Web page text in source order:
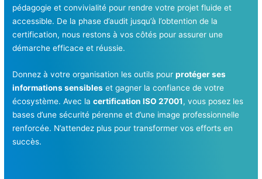
pédagogie et convivialité pour rendre votre projet fluide et
accessible. De la phase d’audit jusqu’à l’obtention de la
certification, nous restons à vos côtés pour assurer une
démarche efficace et réussie.
Donnez à votre organisation les outils pourprotéger ses
informations sensibles et gagner la confiance de votre
écosystème. Avec lacertification ISO 27001, vous posez les
bases d’une sécurité pérenne et d’une image professionnelle
renforcée. N’attendez plus pour transformer vos efforts en
succès.